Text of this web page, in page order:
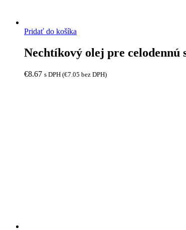
Pridať do košíka
Nechtíkový olej pre celodennú
€8.67 s DPH (€7.05 bez DPH)